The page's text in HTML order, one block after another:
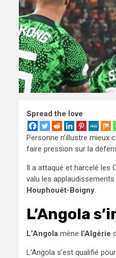
Spread the love
Personne n’illustre mieux
faire pression sur la
Il a attaqué et harcelé les
valu les
Houphouët-Boigny.
L’Angola
L’Angola mène l’Algérie
L’Angola s’est qualifié